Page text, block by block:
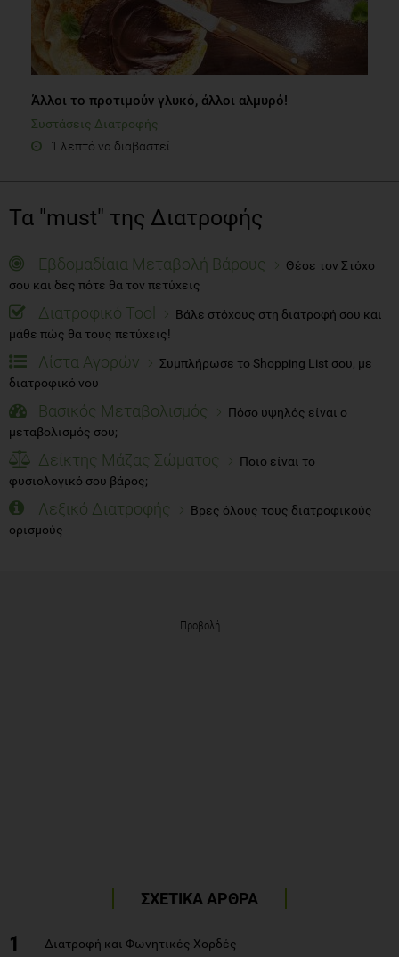
Άλλοι το προτιμούν γλυκό, άλλοι αλμυρό!
Συστάσεις Διατροφής
1 λεπτό να διαβαστεί
Τα "must" της Διατροφής
Εβδομαδίαια Μεταβολή Βάρους
Θέσε τον Στόχο
σου και δες πότε θα τον πετύχεις
Διατροφικό Tool
Βάλε στόχους στη διατροφή σου και
μάθε πώς θα τους πετύχεις!
Λίστα Αγορών
Συμπλήρωσε το Shopping List σου, με
διατροφικό νου
Βασικός Μεταβολισμός
Πόσο υψηλός είναι ο
μεταβολισμός σου;
Δείκτης Μάζας Σώματος
Ποιο είναι το
φυσιολογικό σου βάρος;
Λεξικό Διατροφής
Βρες όλους τους διατροφικούς
ορισμούς
Προβολή
ΣΧΕΤΙΚΑ ΑΡΘΡΑ
1 Διατροφή και Φωνητικές Χορδές